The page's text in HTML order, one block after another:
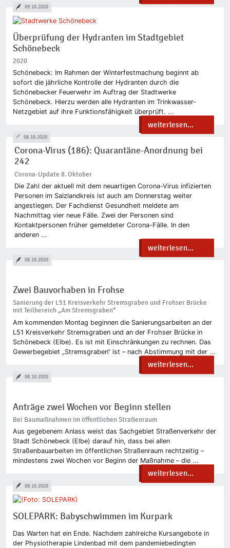
Überprüfung der Hydranten im Stadtgebiet
Schönebeck
2020
Schönebeck: Im Rahmen der Winterfestmachung beginnt ab
sofort die jährliche Kontrolle der Hydranten durch die
Schönebecker Feuerwehr im Auftrag der Stadtwerke
Schönebeck. Hierzu werden alle Hydranten im Trinkwasser-
Netzgebiet auf ihre Funktionsfähigkeit überprüft. ...
weiterlesen...
09.10.2020
Corona-Virus (186): Quarantäne-Anordnung bei
242
Corona-Update 8. Oktober
Die Zahl der aktuell mit dem neuartigen Corona-Virus infizierten
Personen im Salzlandkreis ist auch am Donnerstag weiter
angestiegen. Der Fachdienst Gesundheit meldete am
Nachmittag vier neue Fälle. Zwei der Personen sind
Kontaktpersonen früher gemeldeter Corona-Fälle. In den
anderen ...
weiterlesen...
08.10.2020
Zwei Bauvorhaben in Frohse
Sanierung der L51 Kreisverkehr Stremsgraben und Frohser Brücke
mit Teilbereich „Am Stremsgraben“
Am kommenden Montag beginnen die Sanierungsarbeiten an der
L51 Kreisverkehr Stremsgraben und an der Frohser Brücke in
Schönebeck (Elbe). Es ist mit Einschränkungen zu rechnen. Das
Gewerbegebiet „Stremsgraben“ ist – nach Abstimmung mit der ...
weiterlesen...
08.10.2020
Anträge zwei Wochen vor Beginn stellen
Bei Baumaßnahmen im öffentlichen Straßenraum
Aus gegebenem Anlass weist das Sachgebiet Straßenverkehr der
Stadt Schönebeck (Elbe) darauf hin, dass bei allen
Straßenbauarbeiten im öffentlichen Straßenraum rechtzeitig –
mindestens zwei Wochen vor Beginn der Maßnahme – die ...
weiterlesen...
08.10.2020
SOLEPARK: Babyschwimmen im Kurpark
Das Warten hat ein Ende. Nachdem zahlreiche Kursangebote in
der Physiotherapie Lindenbad mit dem pandemiebedingten
08.10.2020